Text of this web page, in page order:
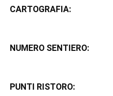
CARTOGRAFIA:
NUMERO SENTIERO:
PUNTI RISTORO: